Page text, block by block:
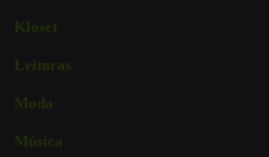
Kloset
Leituras
Moda
Música